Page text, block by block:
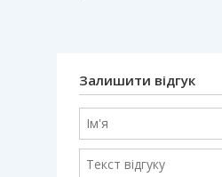
Залишити відгук